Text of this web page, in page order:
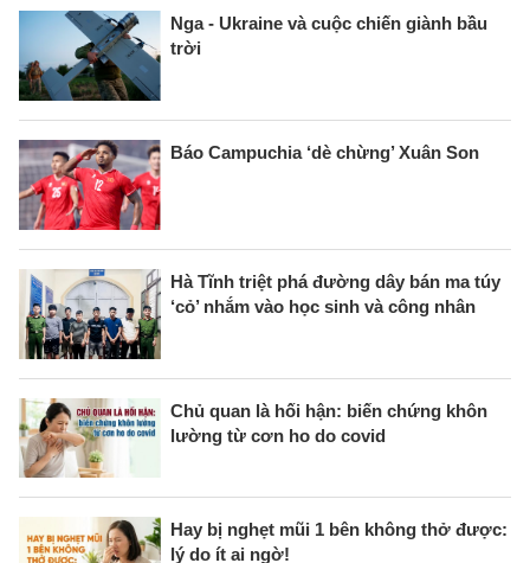
Nga - Ukraine và cuộc chiến giành bầu
trời
Báo Campuchia ‘dè chừng’ Xuân Son
Hà Tĩnh triệt phá đường dây bán ma túy
‘cỏ’ nhắm vào học sinh và công nhân
Chủ quan là hối hận: biến chứng khôn
lường từ cơn ho do covid
Hay bị nghẹt mũi 1 bên không thở được:
lý do ít ai ngờ!